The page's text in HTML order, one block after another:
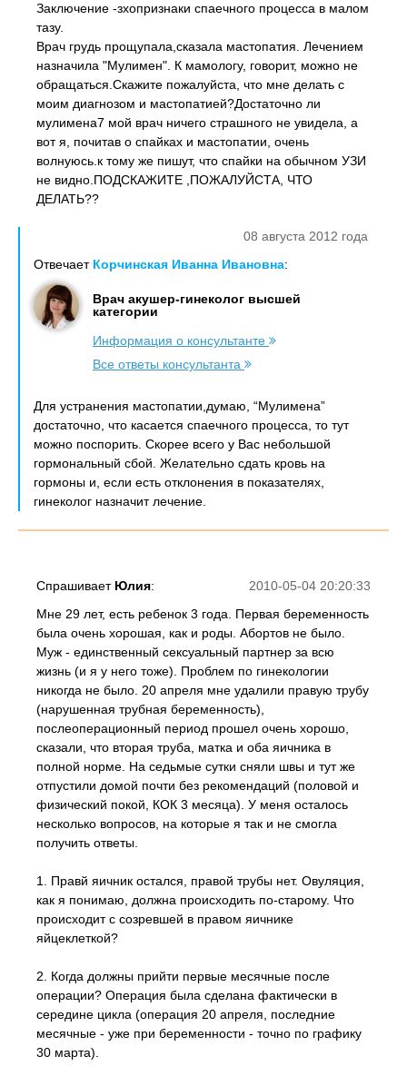
Заключение -зхопризнаки спаечного процесса в малом
тазу.
Врач грудь прощупала,сказала мастопатия. Лечением
назначила "Мулимен". К мамологу, говорит, можно не
обращаться.Скажите пожалуйста, что мне делать с
моим диагнозом и мастопатией?Достаточно ли
мулимена7 мой врач ничего страшного не увидела, а
вот я, почитав о спайках и мастопатии, очень
волнуюсь.к тому же пишут, что спайки на обычном УЗИ
не видно.ПОДСКАЖИТЕ ,ПОЖАЛУЙСТА, ЧТО
ДЕЛАТЬ??
08 августа 2012 года
Отвечает Корчинская Иванна Ивановна:
Врач акушер-гинеколог высшей
категории
Информация о консультанте
Все ответы консультанта
Для устранения мастопатии,думаю, “Мулимена”
достаточно, что касается спаечного процесса, то тут
можно поспорить. Скорее всего у Вас небольшой
гормональный сбой. Желательно сдать кровь на
гормоны и, если есть отклонения в показателях,
гинеколог назначит лечение.
2010-05-04 20:20:33
Спрашивает Юлия:
Мне 29 лет, есть ребенок 3 года. Первая беременность
была очень хорошая, как и роды. Абортов не было.
Муж - единственный сексуальный партнер за всю
жизнь (и я у него тоже). Проблем по гинекологии
никогда не было. 20 апреля мне удалили правую трубу
(нарушенная трубная беременность),
послеоперационный период прошел очень хорошо,
сказали, что вторая труба, матка и оба яичника в
полной норме. На седьмые сутки сняли швы и тут же
отпустили домой почти без рекомендаций (половой и
физический покой, КОК 3 месяца). У меня осталось
несколько вопросов, на которые я так и не смогла
получить ответы.
1. Правй яичник остался, правой трубы нет. Овуляция,
как я понимаю, должна происходить по-старому. Что
происходит с созревшей в правом яичнике
яйцеклеткой?
2. Когда должны прийти первые месячные после
операции? Операция была сделана фактически в
середине цикла (операция 20 апреля, последние
месячные - уже при беременности - точно по графику
30 марта).